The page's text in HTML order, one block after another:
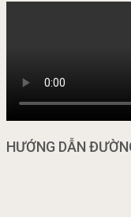
HƯỚNG DẪN